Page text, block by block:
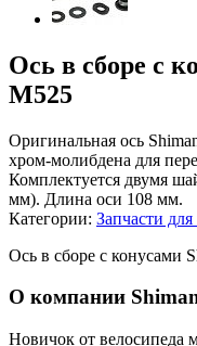
Ось в сборе с
M525
Оригинальная ось
хром-молибдена для
Комплектуется двумя
мм). Длина оси 108 мм.
Категории: Запчасти
Ось в сборе с конусами
О компании
Новичок от велосипеда